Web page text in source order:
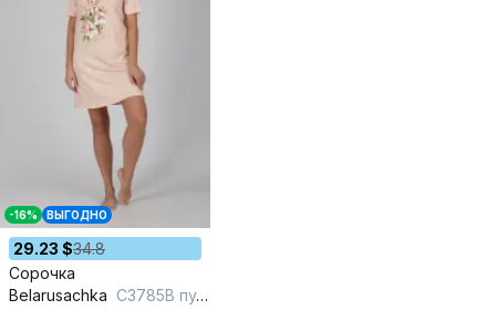
-16% ВЫГОДНО
29.23 $34.8
Сорочка
Belarusachka С3785В пудра